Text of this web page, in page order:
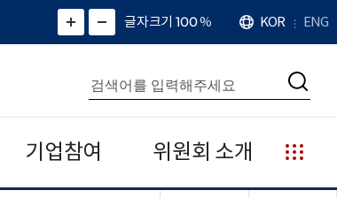
)
화
면
면
소
확
대
치
글자크기 100%
언
어
KOR ENG
통
합
검
색
검
기업참여 위원회 소개
누
리